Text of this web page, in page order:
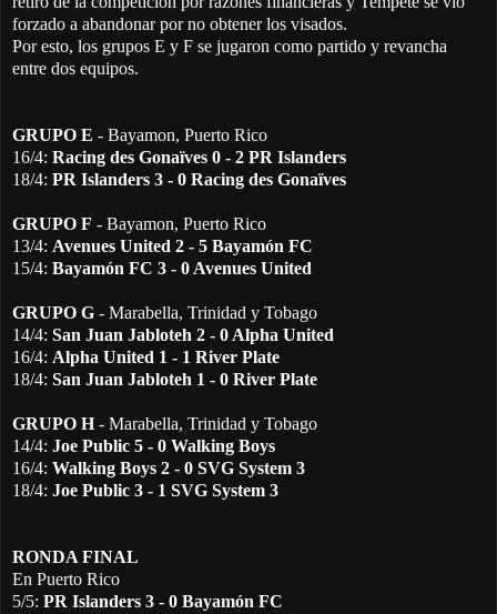
forzado a abandonar por no obtener los visados.
Por esto, los grupos E y F se jugaron como partido y revancha
entre dos equipos.
GRUPO E - Bayamon, Puerto Rico
16/4: Racing des Gonaïves 0 - 2 PR Islanders
18/4: PR Islanders 3 - 0 Racing des Gonaïves
GRUPO F - Bayamon, Puerto Rico
13/4: Avenues United 2 - 5 Bayamón FC
15/4: Bayamón FC 3 - 0 Avenues United
GRUPO G - Marabella, Trinidad y Tobago
14/4: San Juan Jabloteh 2 - 0 Alpha United
16/4: Alpha United 1 - 1 River Plate
18/4: San Juan Jabloteh 1 - 0 River Plate
GRUPO H- Marabella, Trinidad y Tobago
14/4: Joe Public 5 - 0 Walking Boys
16/4: Walking Boys 2 - 0 SVG System 3
18/4: Joe Public 3 - 1 SVG System 3
RONDA FINAL
En Puerto Rico
5/5: PR Islanders 3 - 0 Bayamón FC